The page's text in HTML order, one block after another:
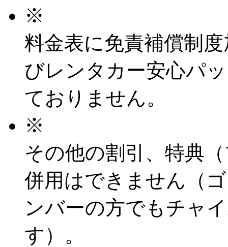
※
料金表に免責補償制
びレンタカー安心パ
ておりません。
※
その他の割引、特典
併用はできません（
ンバーの方でもチャ
す）。